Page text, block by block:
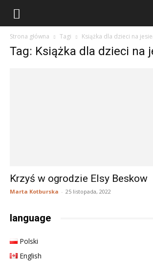
Strona główna Tagi Książka dla dzieci na
Tag: Książka dla dzieci na
Krzyś w ogrodzie Elsy Beskow
Marta Kotburska - 25 listopada, 2022
language
Polski
English